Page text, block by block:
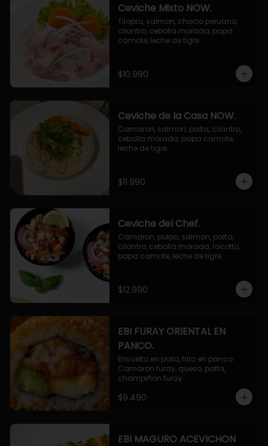
Ceviche Mixto NOW.
Tilapia, salmon, choclo peruano,
cilantro, cebolla morada, papa
camote, leche de tigre.
$10.990
Ceviche de la Casa NOW.
Camaron, salmon, palta, cilantro,
cebolla morada, papa camote,
leche de tigre.
$11.990
Ceviche del Chef.
Camaron, pulpo, salmon, palta,
cilantro, cebolla morada, rocotto,
papa camote, leche de tigre.
$12.990
EBI FURAY ORIENTAL EN
PANCO.
Envuelto en pollo, frito en panco.
Camaron furay, queso, palta,
champiñon furay.
$9.490
EBI MAGURO ACEVICHON